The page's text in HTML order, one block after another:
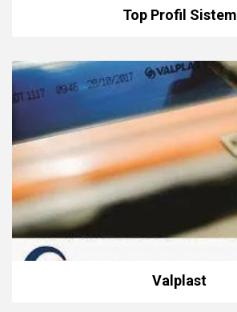
Top Profil Sistem
Valplast